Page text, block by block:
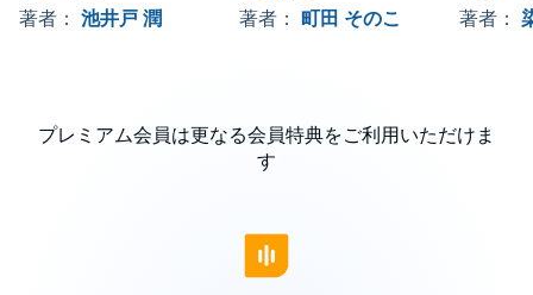
著者： 池井戸 潤
著者： 町田 そのこ
著者：
プレミアム会員は更なる会員特典をご利用いただけま
す